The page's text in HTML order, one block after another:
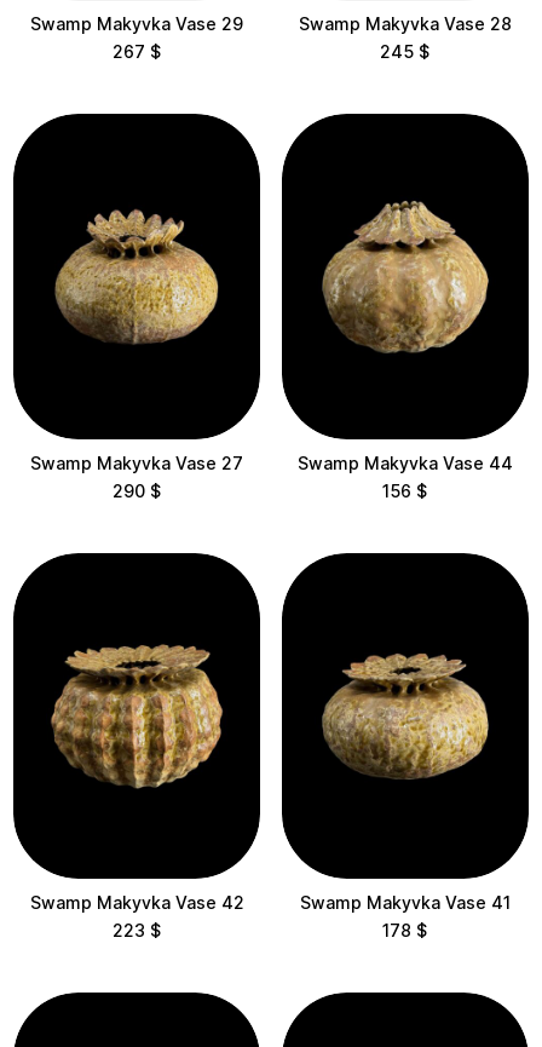
Swamp Makyvka Vase 29
267 $
Swamp Makyvka Vase 28
245 $
Swamp Makyvka Vase 27
290 $
Swamp Makyvka Vase 44
156 $
Swamp Makyvka Vase 42
223 $
Swamp Makyvka Vase 41
178 $